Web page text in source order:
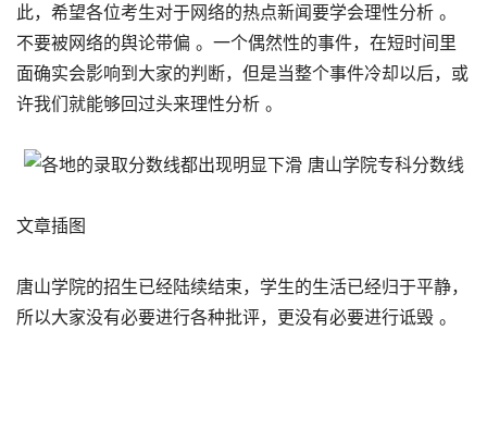
此，希望各位考生对于网络的热点新闻要学会理性分析 。
不要被网络的舆论带偏 。一个偶然性的事件，在短时间里
面确实会影响到大家的判断，但是当整个事件冷却以后，或
许我们就能够回过头来理性分析 。
文章插图
唐山学院的招生已经陆续结束，学生的生活已经归于平静，
所以大家没有必要进行各种批评，更没有必要进行诋毁 。